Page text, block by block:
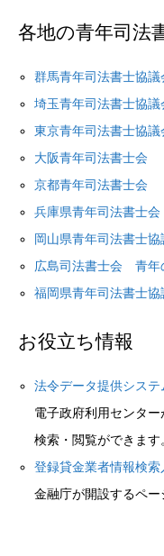
各地の青年司法
群馬青年司法書士協議
埼玉青年司法書士協議
東京青年司法書士協議
大阪青年司法書士会
京都青年司法書士会
兵庫県青年司法書士会
岡山県青年司法書士協
広島司法書士会 青年
福岡県青年司法書士協
お役立ち情報
法令データ提供システ
電子政府利用センタ
検索・閲覧ができます
登録貸金業者情報検索
金融庁が開設するペー